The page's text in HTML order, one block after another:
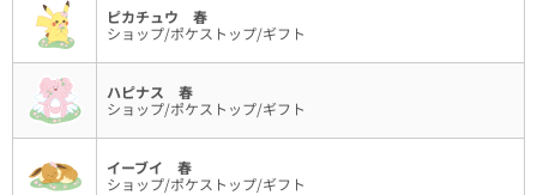
ピカチュウ 春
ショップ/ポケストップ/ギフト
ハピナス 春
ショップ/ポケストップ/ギフト
イーブイ 春
ショップ/ポケストップ/ギフト